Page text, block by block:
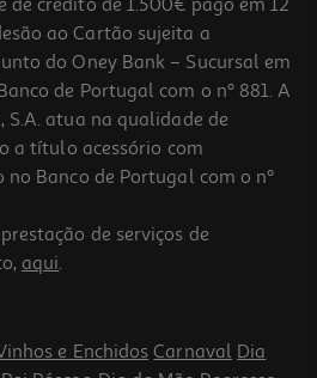
90g
crédito de 1.500€ pago em 12
ao Cartão sujeita a
do Oney Bank – Sucursal em
de Portugal com o nº 881. A
atua na qualidade de
a título acessório com
Banco de Portugal com o nº
de serviços de
aqui.
e Enchidos Carnaval Dia